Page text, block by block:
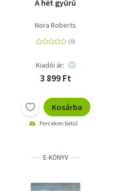
A hét gyűrű
Nora Roberts
Kiadói ár:
3 899 Ft
Kosárba
Perceken belül
E-KÖNYV